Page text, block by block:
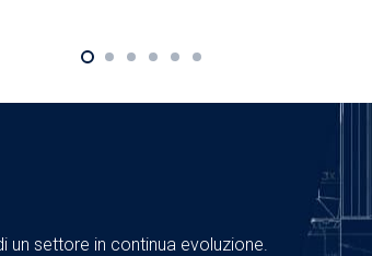
settore in continua evoluzione.